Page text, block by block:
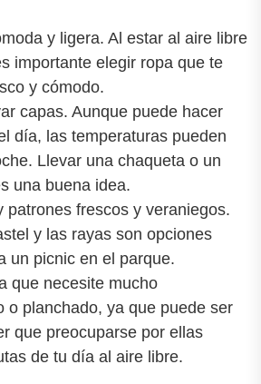
y ligera. Al estar al aire libre
importante elegir ropa que te
y cómodo.
capas. Aunque puede hacer
día, las temperaturas pueden
Llevar una chaqueta o un
una buena idea.
patrones frescos y veraniegos.
y las rayas son opciones
un picnic en el parque.
que necesite mucho
o planchado, ya que puede ser
que preocuparse por ellas
de tu día al aire libre.